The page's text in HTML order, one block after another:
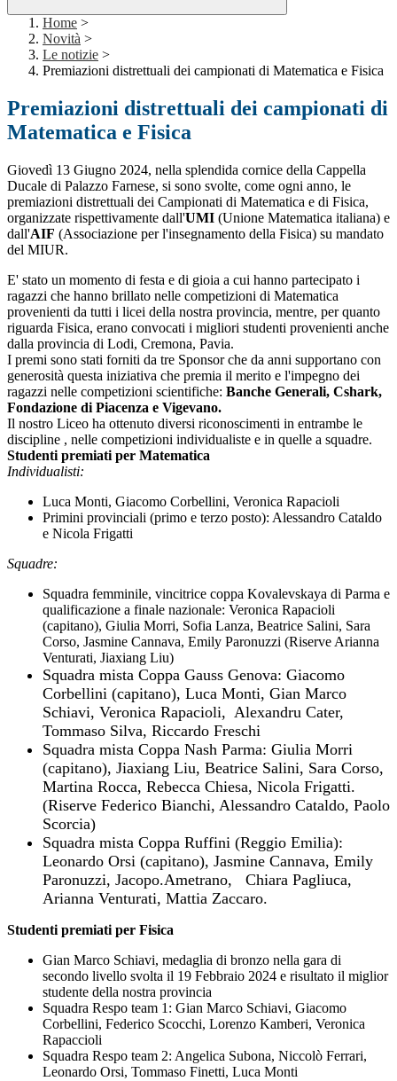
Home >
Novità >
Le notizie >
Premiazioni distrettuali dei campionati di Matematica e Fisica
Premiazioni distrettuali dei campionati di
Matematica e Fisica
Giovedì 13 Giugno 2024, nella splendida cornice della Cappella
Ducale di Palazzo Farnese, si sono svolte, come ogni anno, le
premiazioni distrettuali dei Campionati di Matematica e di Fisica,
organizzate rispettivamente dall'UMI (Unione Matematica italiana) e
dall'AIF (Associazione per l'insegnamento della Fisica) su mandato
del MIUR.
E' stato un momento di festa e di gioia a cui hanno partecipato i
ragazzi che hanno brillato nelle competizioni di Matematica
provenienti da tutti i licei della nostra provincia, mentre, per quanto
riguarda Fisica, erano convocati i migliori studenti provenienti anche
dalla provincia di Lodi, Cremona, Pavia.
I premi sono stati forniti da tre Sponsor che da anni supportano con
generosità questa iniziativa che premia il merito e l'impegno dei
ragazzi nelle competizioni scientifiche: Banche Generali, Cshark,
Fondazione di Piacenza e Vigevano.
Il nostro Liceo ha ottenuto diversi riconoscimenti in entrambe le
discipline , nelle competizioni individualiste e in quelle a squadre.
Studenti premiati per Matematica
Individualisti:
Luca Monti, Giacomo Corbellini, Veronica Rapacioli
Primini provinciali (primo e terzo posto): Alessandro Cataldo
e Nicola Frigatti
Squadre:
Squadra femminile, vincitrice coppa Kovalevskaya di Parma e
qualificazione a finale nazionale: Veronica Rapacioli
(capitano), Giulia Morri, Sofia Lanza, Beatrice Salini, Sara
Corso, Jasmine Cannava, Emily Paronuzzi (Riserve Arianna
Venturati, Jiaxiang Liu)
Squadra mista Coppa Gauss Genova: Giacomo
Corbellini (capitano), Luca Monti, Gian Marco
Schiavi, Veronica Rapacioli, Alexandru Cater,
Tommaso Silva, Riccardo Freschi
Squadra mista Coppa Nash Parma: Giulia Morri
(capitano), Jiaxiang Liu, Beatrice Salini, Sara Corso,
Martina Rocca, Rebecca Chiesa, Nicola Frigatti.
(Riserve Federico Bianchi, Alessandro Cataldo, Paolo
Scorcia)
Squadra mista Coppa Ruffini (Reggio Emilia):
Leonardo Orsi (capitano), Jasmine Cannava, Emily
Paronuzzi, Jacopo.Ametrano, Chiara Pagliuca,
Arianna Venturati, Mattia Zaccaro.
Studenti premiati per Fisica
Gian Marco Schiavi, medaglia di bronzo nella gara di
secondo livello svolta il 19 Febbraio 2024 e risultato il miglior
studente della nostra provincia
Squadra Respo team 1: Gian Marco Schiavi, Giacomo
Corbellini, Federico Scocchi, Lorenzo Kamberi, Veronica
Rapaccioli
Squadra Respo team 2: Angelica Subona, Niccolò Ferrari,
Leonardo Orsi, Tommaso Finetti, Luca Monti